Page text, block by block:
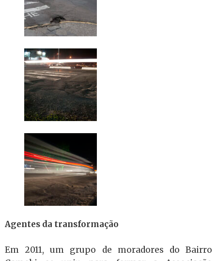
Agentes da transformação
Em 2011, um grupo de moradores do Bairro